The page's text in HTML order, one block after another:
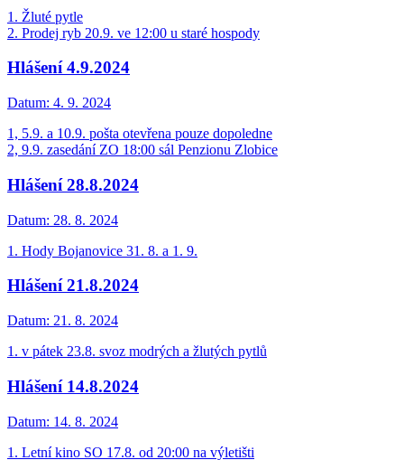
1. Žluté pytle
2. Prodej ryb 20.9. ve 12:00 u staré hospody
Hlášení 4.9.2024
Datum: 4. 9. 2024
1, 5.9. a 10.9. pošta otevřena pouze dopoledne
2, 9.9. zasedání ZO 18:00 sál Penzionu Zlobice
Hlášení 28.8.2024
Datum: 28. 8. 2024
1. Hody Bojanovice 31. 8. a 1. 9.
Hlášení 21.8.2024
Datum: 21. 8. 2024
1. v pátek 23.8. svoz modrých a žlutých pytlů
Hlášení 14.8.2024
Datum: 14. 8. 2024
1. Letní kino SO 17.8. od 20:00 na výletišti